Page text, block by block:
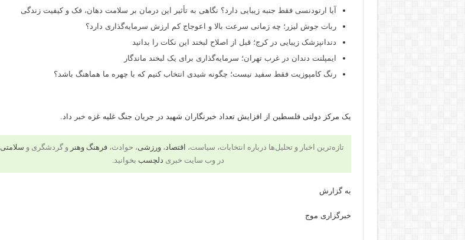
آیا ارتودنسی فقط جنبه زیبایی دارد؟ نگاهی به تأثیر این درمان بر سلامت دهان، فک و کیفیت زندگی
ربات جوش لیزر؛ چه زمانی سرعت بالا و اعوجاج کم ارزش سرمایه‌گذاری دارد؟
دندانپزشک زیبایی در کرج؛ قبل از اصلاح لبخند این نکات را بدانید
ایمپلنت دندان در غرب تهران؛ سرمایه‌گذاری برای یک لبخند ماندگار
رنگ کامپوزیت فقط سفید نیست؛ چگونه شیدی انتخاب کنیم که با چهره ما هماهنگ باشد؟
یک مرکز دولتی فلسطین از افزایش تعداد خبرنگاران شهید در جریان جنگ غلیه غزه خبر داد.
تازه‌ترین اخبار و تحلیل‌ها درباره انتخابات، سیاست، اقتصاد،ورزشی، حوادث،فرهنگ وهنر و گردشگری و سلامتی
در وب سایت خبری دلچسب بخوانید.
به گزارش
خبرگزاری موج